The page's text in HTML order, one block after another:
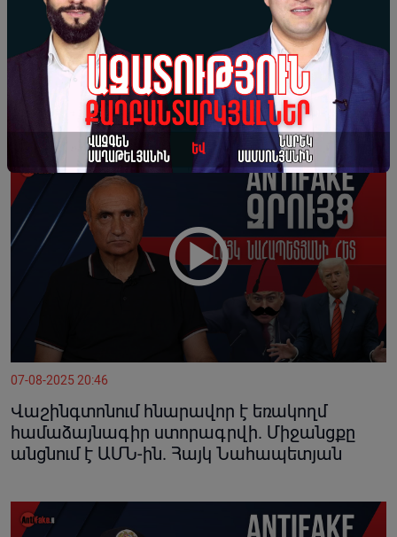
12-08-2025 18:18
Նիկոլը կձերբակալի Արցախի մասին
խոսողներին. Ադրբեջանցիները հայ
սահմանապահի չեն հանդիպի. Մելիքյան
07-08-2025 20:46
Վաշինգտոնում հնարավոր է եռակողմ
համաձայնագիր ստորագրվի. Միջանցքը
անցնում է ԱՄՆ-ին. Հայկ Նահապետյան